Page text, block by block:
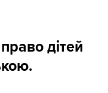
дітей